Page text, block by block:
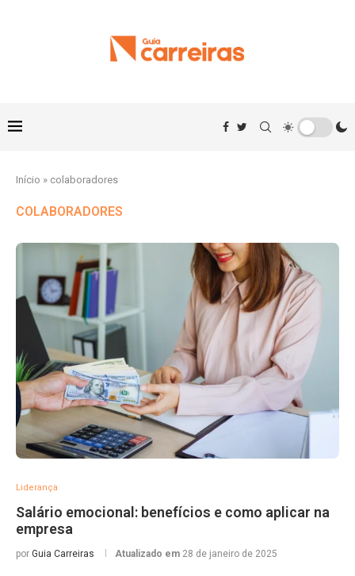
Início » colaboradores
COLABORADORES
Liderança
Salário emocional: benefícios e como aplicar na
empresa
por Guia Carreiras Atualizado em 28 de janeiro de 2025